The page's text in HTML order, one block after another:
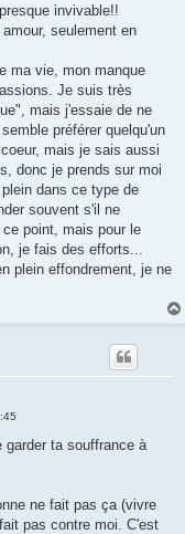
invivable!!
seulement en
ma vie, mon manque
Je suis très
mais j'essaie de ne
préférer quelqu'un
mais je sais aussi
donc je prends sur moi
dans ce type de
souvent s'il ne
point, mais pour le
je fais des efforts...
plein effondrement, je ne
garder ta souffrance à
ne fait pas ça (vivre
pas contre moi. C'est